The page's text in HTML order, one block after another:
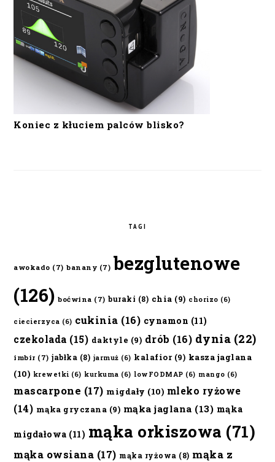
Koniec z kłuciem palców blisko?
TAGI
awokado (7) banany (7) bezglutenowe
(126) boćwina (7) buraki (8) chia (9) chorizo (6)
ciecierzyca (6) cukinia (16) cynamon (11)
czekolada (15) daktyle (9) drób (16) dynia (22)
imbir (7) jabłka (8) jarmuż (6) kalafior(9) kasza jaglana
(10) krewetki (6) kurkuma (6) lowFODMAP (6) mango (6)
mascarpone (17) migdały (10) mleko ryżowe
(14) mąka gryczana (9) mąka jaglana (13) mąka
migdałowa (11) mąka orkiszowa (71)
mąka owsiana (17) mąka ryżowa (8) mąka z